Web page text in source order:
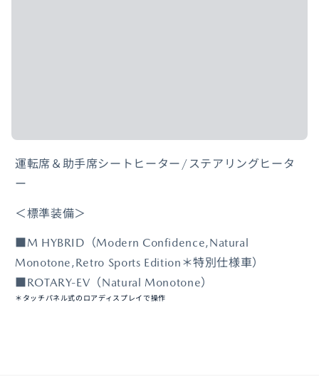
運転席＆助手席シートヒーター/ステアリングヒータ
ー
＜標準装備＞
■M HYBRID（Modern Confidence,Natural
Monotone,Retro Sports Edition＊特別仕様車）
■ROTARY-EV（Natural Monotone）
＊タッチパネル式のロアディスプレイで操作